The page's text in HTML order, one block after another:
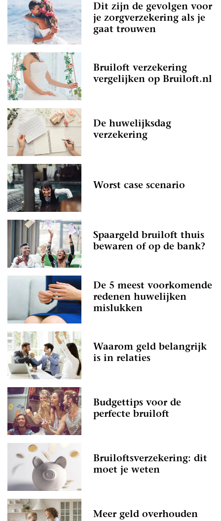
Dit zijn de gevolgen voor
je zorgverzekering als je
gaat trouwen
Bruiloft verzekering
vergelijken op Bruiloft.nl
De huwelijksdag
verzekering
Worst case scenario
Spaargeld bruiloft thuis
bewaren of op de bank?
De 5 meest voorkomende
redenen huwelijken
mislukken
Waarom geld belangrijk
is in relaties
Budgettips voor de
perfecte bruiloft
Bruiloftsverzekering: dit
moet je weten
Meer geld overhouden